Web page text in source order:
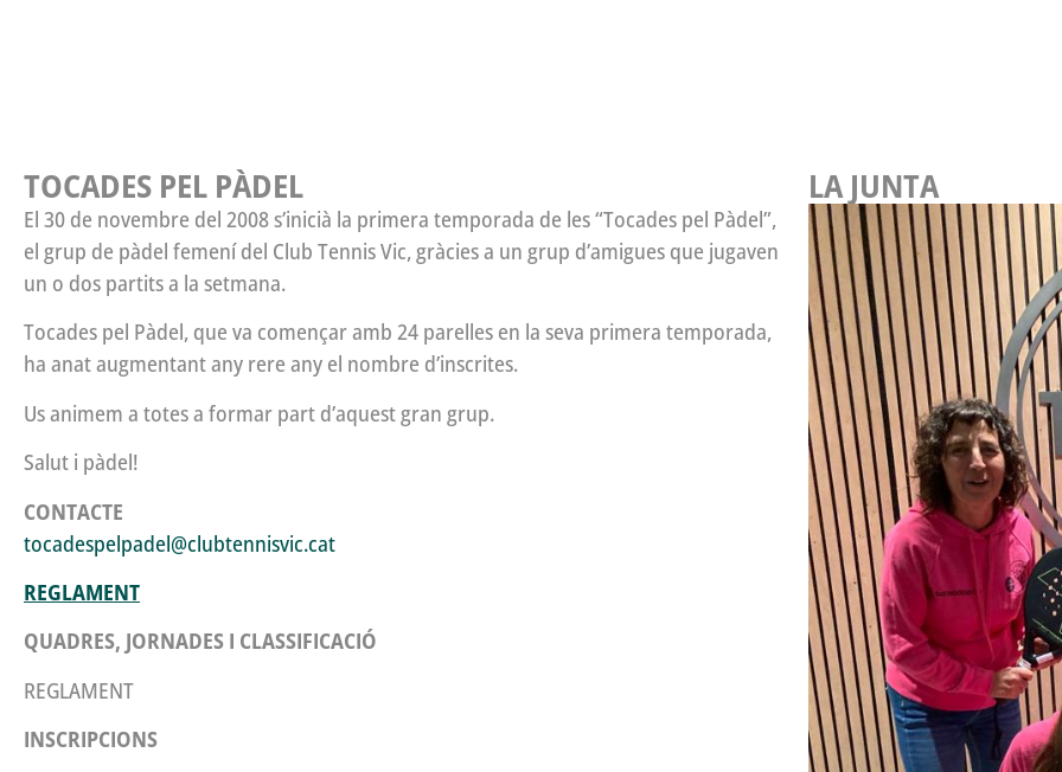
TOCADES PEL PÀDEL
El 30 de novembre del 2008 s’inicià la primera temporada de les “Tocades pel Pàdel”,
el grup de pàdel femení del Club Tennis Vic, gràcies a un grup d’amigues que jugaven
un o dos partits a la setmana.
Tocades pel Pàdel, que va començar amb 24 parelles en la seva primera temporada,
ha anat augmentant any rere any el nombre d’inscrites.
Us animem a totes a formar part d’aquest gran grup.
Salut i pàdel!
CONTACTE
tocadespelpadel@clubtennisvic.cat
REGLAMENT
QUADRES, JORNADES I CLASSIFICACIÓ
REGLAMENT
INSCRIPCIONS
LA JUNTA